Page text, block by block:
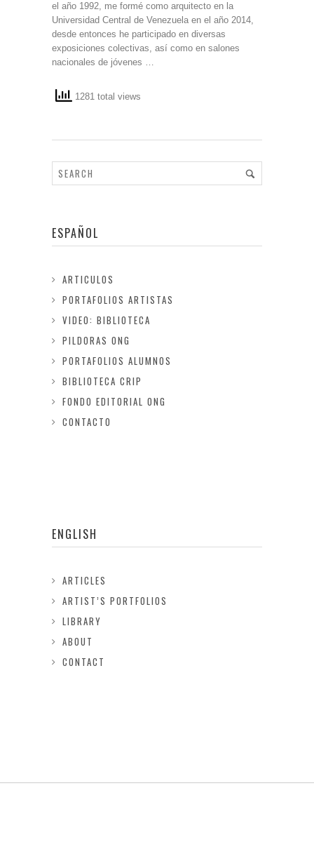
el año 1992, me formé como arquitecto en la
Universidad Central de Venezuela en el año 2014,
desde entonces he participado en diversas
exposiciones colectivas, así como en salones
nacionales de jóvenes …
1281 total views
ESPAÑOL
ARTICULOS
PORTAFOLIOS ARTISTAS
VIDEO: BIBLIOTECA
PILDORAS ONG
PORTAFOLIOS ALUMNOS
BIBLIOTECA CRIP
FONDO EDITORIAL ONG
CONTACTO
ENGLISH
ARTICLES
ARTIST’S PORTFOLIOS
LIBRARY
ABOUT
CONTACT